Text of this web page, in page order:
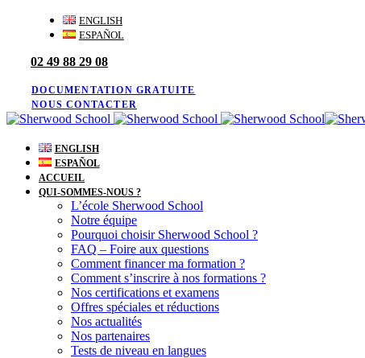
navigation
content
ENGLISH
ESPAÑOL
02 49 88 29 08
DOCUMENTATION GRATUITE
NOUS CONTACTER
ENGLISH
ESPAÑOL
ACCUEIL
QUI-SOMMES-NOUS ?
L’école Sherwood School
Notre équipe
Pourquoi choisir Sherwood School ?
FAQ – Foire aux questions
Comment financer ma formation ?
Comment s’inscrire à nos formations ?
Nos certifications et examens
Offres spéciales et réductions
Nos actualités
Nos partenaires
Tests de niveau en langues